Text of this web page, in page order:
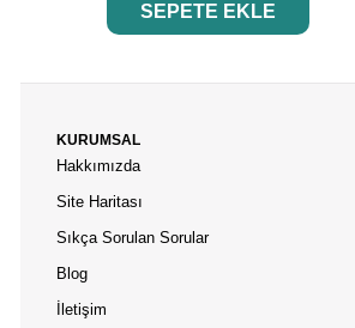
SEPETE EKLE
KURUMSAL
Hakkımızda
Site Haritası
Sıkça Sorulan Sorular
Blog
İletişim